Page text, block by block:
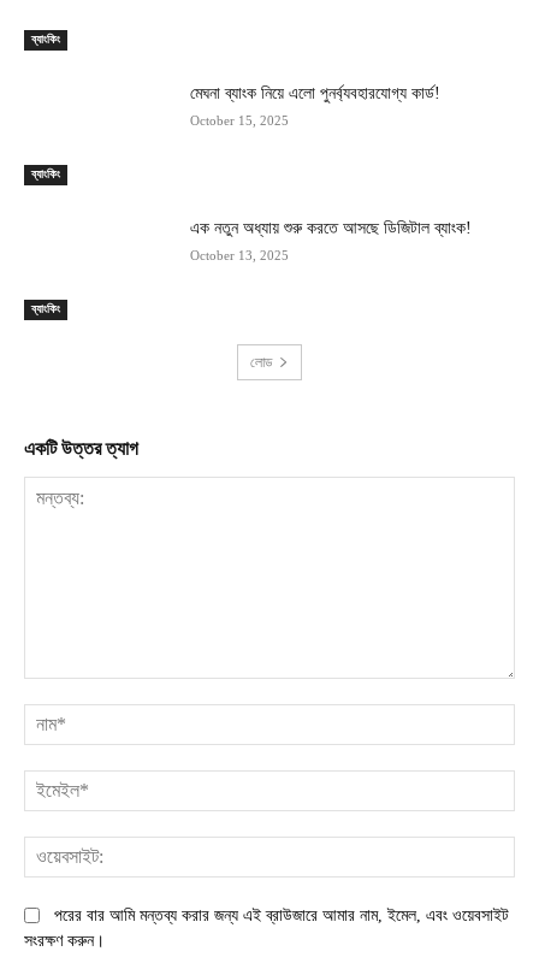
ব্যাংকিং
ব্যাংকিং
মেঘনা ব্যাংক নিয়ে এলো পুনর্ব্যবহারযোগ্য কার্ড!
October 15, 2025
ব্যাংকিং
এক নতুন অধ্যায় শুরু করতে আসছে ডিজিটাল ব্যাংক!
October 13, 2025
লোড
একটি উত্তর ত্যাগ
পরের বার আমি মন্তব্য করার জন্য এই ব্রাউজারে আমার নাম, ইমেল, এবং ওয়েবসাইট
সংরক্ষণ করুন।